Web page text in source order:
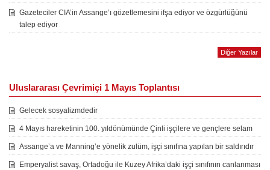
Gazeteciler CIA’in Assange’ı gözetlemesini ifşa ediyor ve özgürlüğünü
talep ediyor
Diğer Yazılar
Uluslararası Çevrimiçi 1 Mayıs Toplantısı
Gelecek sosyalizmdedir
4 Mayıs hareketinin 100. yıldönümünde Çinli işçilere ve gençlere selam
Assange’a ve Manning’e yönelik zulüm, işçi sınıfına yapılan bir saldırıdır
Emperyalist savaş, Ortadoğu ile Kuzey Afrika’daki işçi sınıfının canlanması